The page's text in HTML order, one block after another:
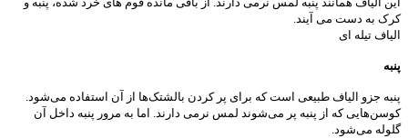
کرک به دست می آیند.
الیاف تیله ای
پنبه‌
پنبه جزو الیاف طبیعی است که برای پر کردن بالشتک‌ها از آن استفاده می‌شود.
کوسن‌هایی که از پنبه پر می‌شوند لمس نرمی دارند. اما به مرور پنبه داخل آن
گلوله می‌شود.